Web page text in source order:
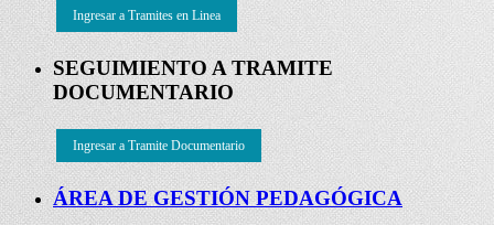
Ingresar a Tramites en Linea
SEGUIMIENTO A TRAMITE
DOCUMENTARIO
Ingresar a Tramite Documentario
ÁREA DE GESTIÓN PEDAGÓGICA